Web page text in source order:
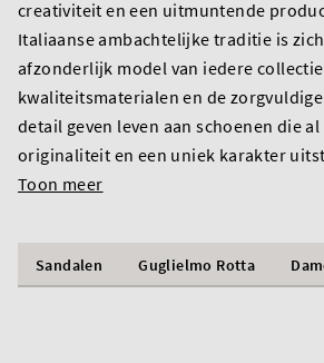
creativiteit en een uitmuntende
Italiaanse ambachtelijke traditie is
afzonderlijk model van iedere
kwaliteitsmaterialen en de
detail geven leven aan schoenen die
originaliteit en een uniek karakter
Toon meer
Sandalen Guglielmo Rotta